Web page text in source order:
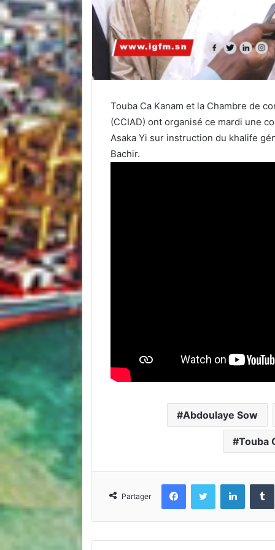
r
Touba Ca Kanam et la Chambre de
(CCIAD) ont organisé ce mardi une
Asaka Yi sur instruction du khalife
Bachir.
Abdoulaye Sow
Touba
Partager
Linkedin